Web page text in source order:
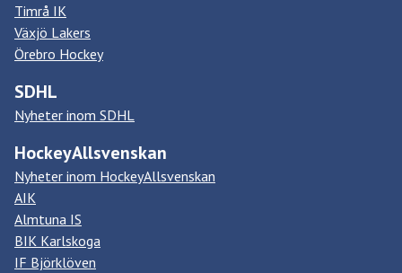
Timrå IK
Växjö Lakers
Örebro Hockey
SDHL
Nyheter inom SDHL
HockeyAllsvenskan
Nyheter inom HockeyAllsvenskan
AIK
Almtuna IS
BIK Karlskoga
IF Björklöven